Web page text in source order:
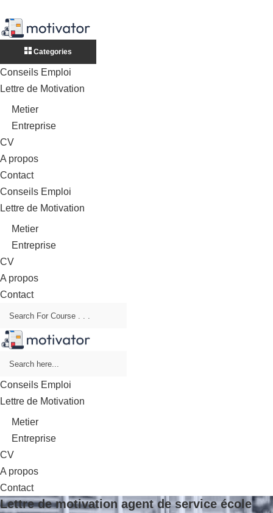
Categories
Conseils Emploi
Lettre de Motivation
Metier
Entreprise
CV
A propos
Contact
Conseils Emploi
Lettre de Motivation
Metier
Entreprise
CV
A propos
Contact
Conseils Emploi
Lettre de Motivation
Metier
Entreprise
CV
A propos
Contact
Lettre de motivation agent de service école